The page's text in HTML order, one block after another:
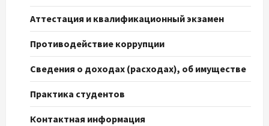
Аттестация и квалификационный экзамен
Противодействие коррупции
Сведения о доходах (расходах), об имуществе
Практика студентов
Контактная информация